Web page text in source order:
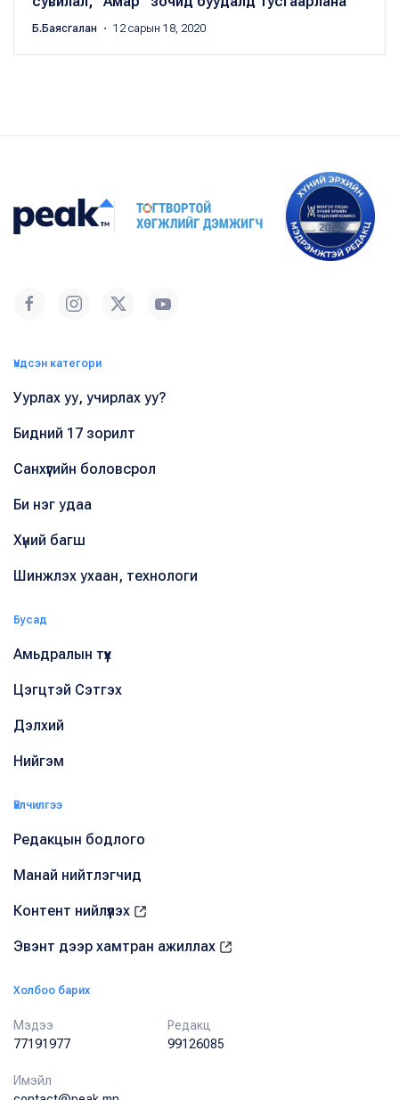
Б.Баясгалан ・ 12 сарын 18, 2020
Үндсэн категори
Уурлах уу, учирлах уу?
Бидний 17 зорилт
Санхүүгийн боловсрол
Би нэг удаа
Хүний багш
Шинжлэх ухаан, технологи
Бусад
Амьдралын түүх
Цэгцтэй Сэтгэх
Дэлхий
Нийгэм
Үйлчилгээ
Редакцын бодлого
Манай нийтлэгчид
Контент нийлүүлэх
Эвэнт дээр хамтран ажиллах
Холбоо барих
Мэдээ
77191977
Редакц
99126085
Имэйл